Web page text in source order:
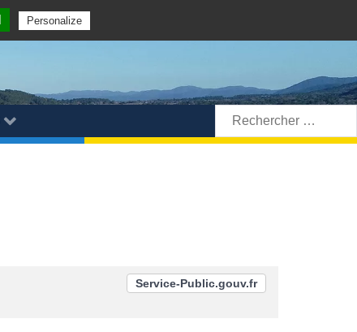
Rechercher:
Service-Public.gouv.fr
Personalize